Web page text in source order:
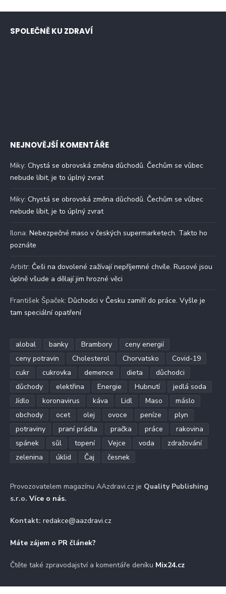
SPOLEČNĚ KU ZDRAVÍ
NEJNOVĚJŠÍ KOMENTÁŘE
Miky: Chystá se obrovská změna důchodů. Čechům se vůbec
nebude líbit, je to úplný zvrat
Miky: Chystá se obrovská změna důchodů. Čechům se vůbec
nebude líbit, je to úplný zvrat
Ilona: Nebezpečné maso v českých supermarketech. Takto ho
poznáte
Arbitr: Češi na dovolené zažívají nepříjemné chvíle. Rusové jsou
úplně všude a dělají jim hrozné věci
František Špaček: Důchodci v Česku zamíří do práce. Vyšle je
tam speciální opatření
alobal banky Brambory
ceny energií
ceny potravin
Cholesterol Chorvatsko
Covid-19
cukr
cukrovka demence dieta
důchodci
důchody
elektřina Energie Hubnutí
jedlá soda
Jídlo
koronavirus káva Lidl Maso
máslo
obchody
ocet olej ovoce peníze
plyn
potraviny
praní prádla pračka práce
rakovina
spánek
sůl topení Vejce voda
zdražování
zelenina
úklid Čaj česnek
Provozovatelem magazínu AAzdravi.cz je Quality Publishing
s.r.o. Více o nás.
Kontakt: redakce@aazdravi.cz
Máte zájem o PR článek?
Čtěte také zpravodajství a komentáře deníku Mix24.cz